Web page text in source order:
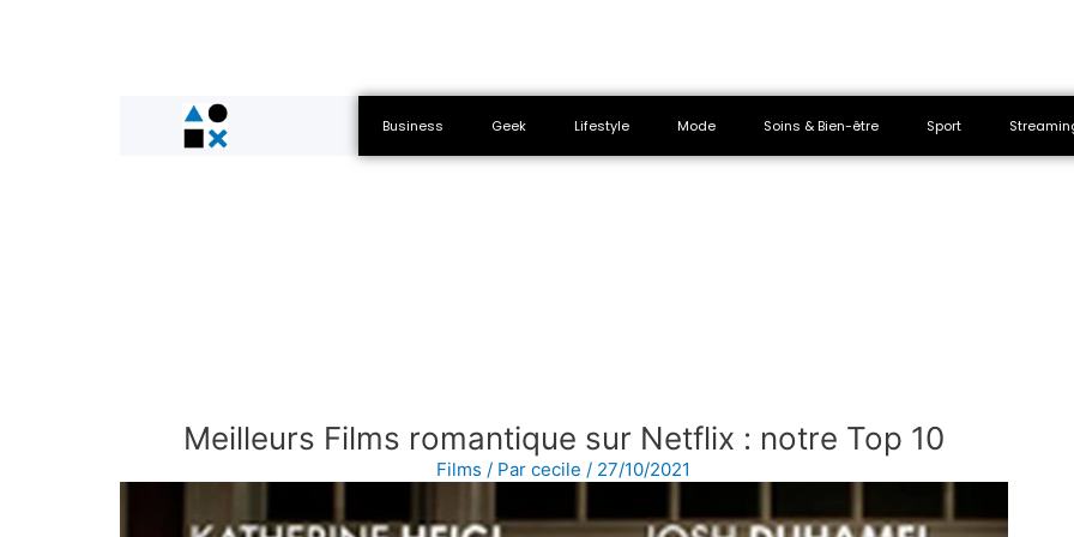
Business Geek Lifestyle Mode Soins & Bien-être Sport
Meilleurs Films romantique sur Netflix : notre Top 10
Films / Parcecile/ 27/10/2021